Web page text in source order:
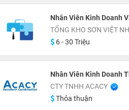
Nhân Viên Kinh Doanh
TỔNG KHO SƠN VIỆT
6 - 30 Triệu
Nhân Viên Kinh Doanh
CTY TNHH ACACY
Thỏa thuận